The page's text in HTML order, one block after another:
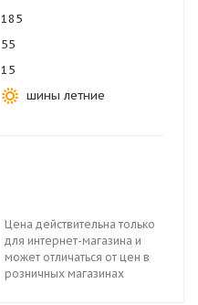
185
55
15
шины летние
Цена действительна только
для интернет-магазина и
может отличаться от цен в
розничных магазинах